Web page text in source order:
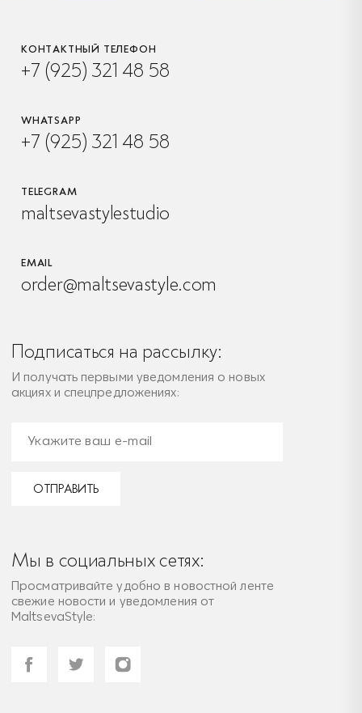
КОНТАКТНЫЙ ТЕЛЕФОН
+7 (925) 321 48 58
WHATSAPP
+7 (925) 321 48 58
TELEGRAM
maltsevastylestudio
EMAIL
order@maltsevastyle.com
Подписаться на рассылку:
И получать первыми уведомления о новых
акциях и спецпредложениях:
ОТПРАВИТЬ
Мы в социальных сетях:
Просматривайте удобно в новостной ленте
свежие новости и уведомления от
MaltsevaStyle: